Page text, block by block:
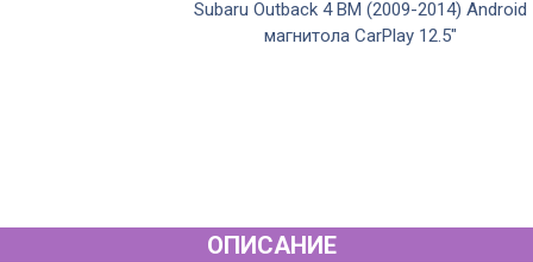
Subaru Outback 4 BM (2009-2014) Android
магнитола CarPlay 12.5"
ОПИСАНИЕ